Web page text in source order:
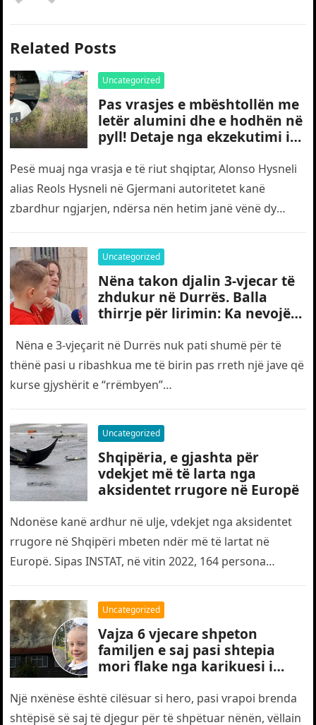
Related Posts
Uncategorized
Pas vrasjes e mbështollën me
letër alumini dhe e hodhën në
pyll! Detaje nga ekzekutimi i
Pesë muaj nga vrasja e të riut shqiptar, Alonso Hysneli
alias Reols Hysneli në Gjermani autoritetet kanë
zbardhur ngjarjen, ndërsa nën hetim janë vënë dy
Uncategorized
Nëna takon djalin 3-vjecar të
zhdukur në Durrës. Balla
thirrje për lirimin: Ka nevojë
Nëna e 3-vjeçarit në Durrës nuk pati shumë për të
thënë pasi u ribashkua me të birin pas rreth një jave që
kurse gjyshërit e “rrëmbyen”…
Uncategorized
Shqipëria, e gjashta për
vdekjet më të larta nga
aksidentet rrugore në Europë
Ndonëse kanë ardhur në ulje, vdekjet nga aksidentet
rrugore në Shqipëri mbeten ndër më të lartat në
Europë. Sipas INSTAT, në vitin 2022, 164 persona
Uncategorized
Vajza 6 vjecare shpeton
familjen e saj pasi shtepia
mori flake nga karikuesi i
Një nxënëse është cilësuar si hero, pasi vrapoi brenda
shtëpisë së saj të djegur për të shpëtuar nënën, vëllain